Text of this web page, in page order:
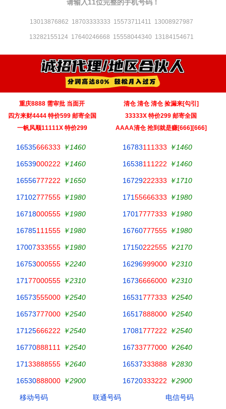
请输入11位完整的手机号码！
13013876862 18703333333 15573711411 13008927987
13282155124 17640246668 15558044340 13184154671
重庆8888 需审批 当面开
清仓 清仓 清仓 捡漏来[勾引]
‌四方来财4444 特价599 邮寄全国
33333X 特价299 邮寄全国
一帆风顺11111X 特价299
AAAA清仓 抢到就是赚[666][666]
16535666333 ￥1460 16783111333 ￥1460
16539000222 ￥1460 16538111222 ￥1460
16556777222 ￥1650 16729222333 ￥1710
17102777555 ￥1980 17155666333 ￥1980
16718000555 ￥1980 17017777333 ￥1980
16785111555 ￥1980 16760777555 ￥1980
17007333555 ￥1980 17150222555 ￥2170
16753000555 ￥2240 16296999000 ￥2310
17177000555 ￥2310 16736666000 ￥2310
16573555000 ￥2540 16531777333 ￥2540
16573777000 ￥2540 16517888000 ￥2540
17125666222 ￥2540 17081777222 ￥2540
16770888111 ￥2540 16733777000 ￥2640
17133888555 ￥2640 16537333888 ￥2830
16530888000 ￥2900 16720333222 ￥2900
移动号码 联通号码 电信号码